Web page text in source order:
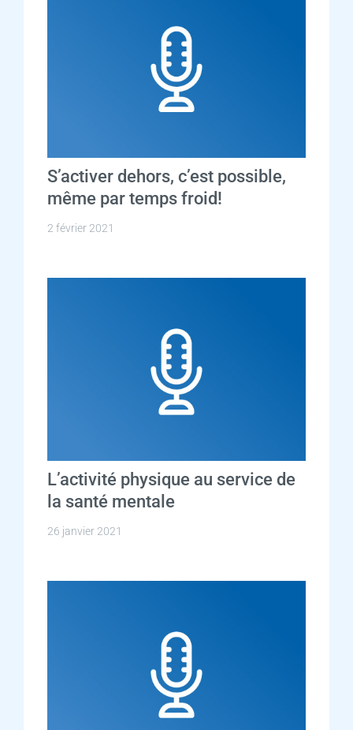
S’activer dehors, c’est possible,
même par temps froid!
2 février 2021
L’activité physique au service de
la santé mentale
26 janvier 2021